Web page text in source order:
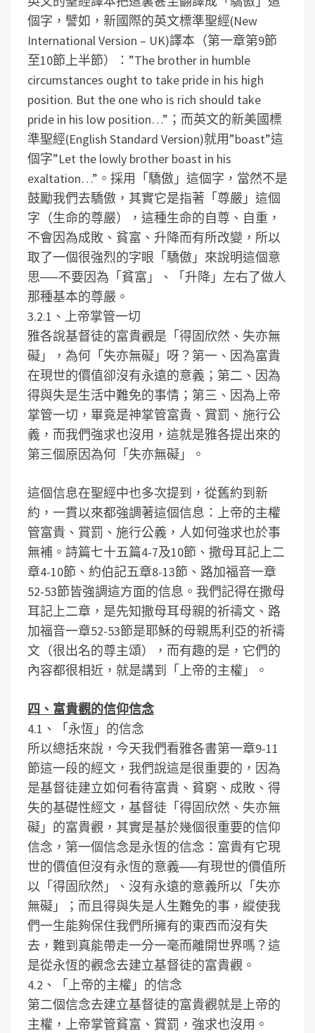
個字，譬如，新國際的英文標準聖經(New
International Version – UK)譯本（第一章第9節
至10節上半節）：”The brother in humble
circumstances ought to take pride in his high
position. But the one who is rich should take
pride in his low position…”；而英文的新美國標
準聖經(English Standard Version)就用”boast”這
個字”Let the lowly brother boast in his
exaltation…”。採用「驕傲」這個字，當然不是
鼓勵我們去驕傲，其實它是指著「尊嚴」這個
字（生命的尊嚴），這種生命的自尊、自重，
不會因為成敗、貧富、升降而有所改變，所以
取了一個很強烈的字眼「驕傲」來說明這個意
思──不要因為「貧富」、「升降」左右了做人
那種基本的尊嚴。
3.2.1、上帝掌管一切
雅各說基督徒的富貴觀是「得固欣然、失亦無
礙」，為何「失亦無礙」呀？第一、因為富貴
在現世的價值卻沒有永遠的意義；第二、因為
得與失是生活中難免的事情；第三、因為上帝
掌管一切，畢竟是神掌管富貴、賞罰、施行公
義，而我們強求也沒用，這就是雅各提出來的
第三個原因為何「失亦無礙」。
這個信息在聖經中也多次提到，從舊約到新
約，一貫以來都強調著這個信息：上帝的主權
管富貴、賞罰、施行公義，人如何強求也於事
無補。詩篇七十五篇4-7及10節、撒母耳記上二
章4-10節、約伯記五章8-13節、路加福音一章
52-53節皆強調這方面的信息。我們記得在撒母
耳記上二章，是先知撒母耳母親的祈禱文、路
加福音一章52-53節是耶穌的母親馬利亞的祈禱
文（很出名的尊主頌），而有趣的是，它們的
內容都很相近，就是講到「上帝的主權」。
四、富貴觀的信仰信念
4.1、「永恆」的信念
所以總括來說，今天我們看雅各書第一章9-11
節這一段的經文，我們說這是很重要的，因為
是基督徒建立如何看待富貴、貧窮、成敗、得
失的基礎性經文，基督徒「得固欣然、失亦無
礙」的富貴觀，其實是基於幾個很重要的信仰
信念，第一個信念是永恆的信念：富貴有它現
世的價值但沒有永恆的意義──有現世的價值所
以「得固欣然」、沒有永遠的意義所以「失亦
無礙」；而且得與失是人生難免的事，縱使我
們一生能夠保住我們所擁有的東西而沒有失
去，難到真能帶走一分一毫而離開世界嗎？這
是從永恆的觀念去建立基督徒的富貴觀。
4.2、「上帝的主權」的信念
第二個信念去建立基督徒的富貴觀就是上帝的
主權，上帝掌管貧富、賞罰，強求也沒用。